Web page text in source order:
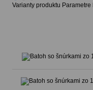
Varianty produktu Parametre